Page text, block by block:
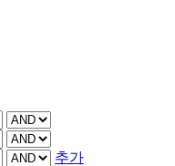
추가